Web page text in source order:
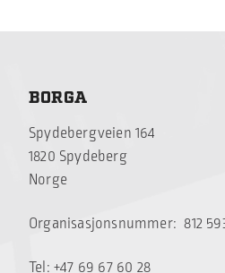
BORGA
Spydebergveien 164
1820 Spydeberg
Norge
Organisasjonsnummer: 812
Tel: +47 69 67 60 28